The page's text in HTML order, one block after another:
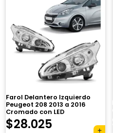
Farol Delantero Izquierdo
Peugeot 208 2013 a 2016
Cromado con LED
$28.025